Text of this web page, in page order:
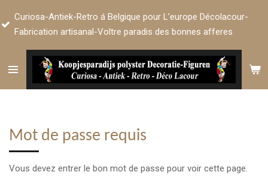
Passer
au
principal
Antiek-Retro á Belgique pour L’europe Décolacour-
artisanal-Voltre paradis des bonnes afferes
Mot de passe requis
Vous devez entrer le bon mot de passe pour voir cette page.